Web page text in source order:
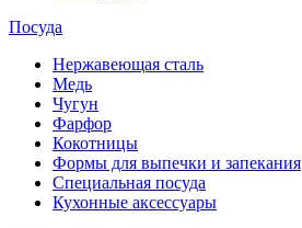
Посуда
Нержавеющая сталь
Медь
Чугун
Фарфор
Кокотницы
Формы для выпечки и запекания
Специальная посуда
Кухонные аксессуары